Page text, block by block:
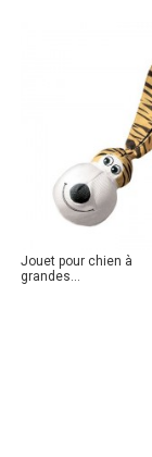
Jouet pour chien à
grandes...